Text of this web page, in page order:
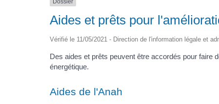
Aides et prêts pour
Vérifié le 11/05/2021 - Direction de l'information légale et
Des aides et prêts peuvent être accordés pour faire
énergétique.
Aides de l'Anah